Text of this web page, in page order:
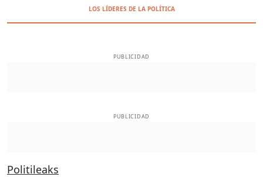
LOS LÍDERES DE LA POLÍTICA
PUBLICIDAD
PUBLICIDAD
Politileaks